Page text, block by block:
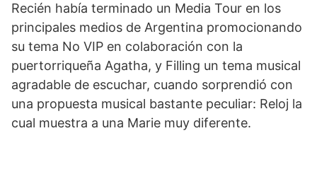
Recién había terminado un Media Tour en los
principales medios de Argentina promocionando
su tema No VIP en colaboración con la
puertorriqueña Agatha, y Filling un tema musical
agradable de escuchar, cuando sorprendió con
una propuesta musical bastante peculiar: Reloj la
cual muestra a una Marie muy diferente.